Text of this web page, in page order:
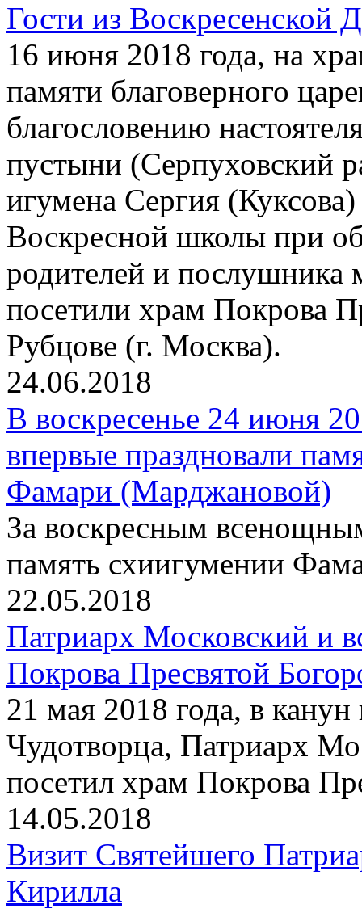
Гости из Воскресенской
16 июня 2018 года, на
памяти благоверного
благословению
пустыни (Серпуховский
игумена Сергия
Воскресной школы при
родителей и послушника
посетили храм Покрова
Рубцове (г. Москва).
24.06.2018
В воскресенье 24 июня
впервые праздновали
Фамари (Марджановой)
За воскресным
память схиигумении
22.05.2018
Патриарх Московский и
Покрова Пресвятой
21 мая 2018 года, в
Чудотворца, Патриарх
посетил храм Покрова
14.05.2018
Визит Святейшего
Кирилла